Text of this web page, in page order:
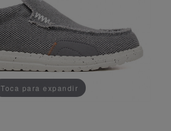
Toca para expandir